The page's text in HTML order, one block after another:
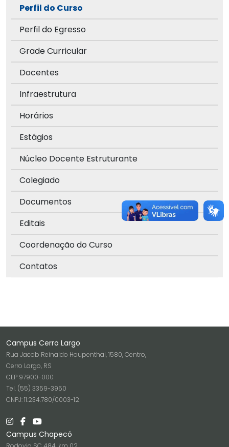
Perfil do Curso
Perfil do Egresso
Grade Curricular
Docentes
Infraestrutura
Horários
Estágios
Núcleo Docente Estruturante
Colegiado
Documentos
Editais
Coordenação do Curso
Contatos
Campus Cerro Largo
Rua Jacob Reinaldo Haupenthal, 1580, Centro,
Cerro Largo, RS
CEP 97900-000
Tel. (55) 3359-3950
CNPJ: 11.234.780/0003-12
Campus Chapecó